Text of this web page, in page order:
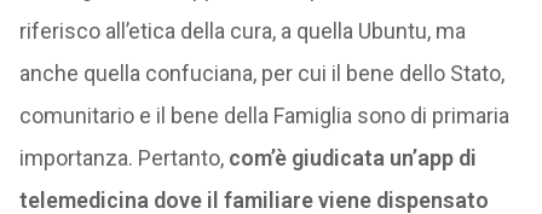
riferisco all’etica della cura, a quella Ubuntu, ma
anche quella confuciana, per cui il bene dello Stato,
comunitario e il bene della Famiglia sono di primaria
importanza. Pertanto, com’è giudicata un’app di
telemedicina dove il familiare viene dispensato